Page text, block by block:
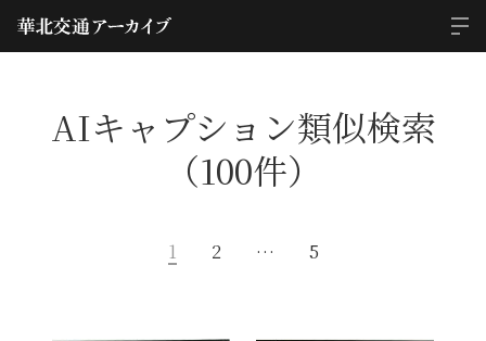
AIキャプション類似検索
（100件）
1 2 … 5